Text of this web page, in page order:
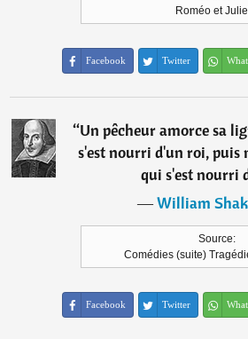
Roméo et
Facebook Twitter
“Un pêcheur amorce sa
s'est nourri d'un roi, puis
qui s'est nourri
―William
Source:
Comédies (suite)
Facebook Twitter